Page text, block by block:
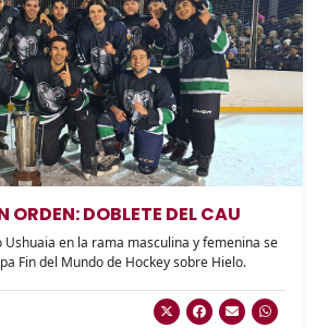
ORDEN: DOBLETE DEL CAU
Ushuaia en la rama masculina y femenina se
Fin del Mundo de Hockey sobre Hielo.